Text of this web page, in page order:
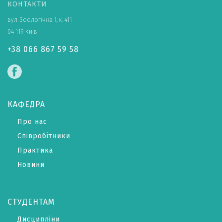
КОНТАКТИ
вул. Зоологічна 1, к. 411
04 119 Київ
+38 066 867 59 58
КАФЕДРА
Про нас
Співробітники
Практика
Новини
СТУДЕНТАМ
Дисципліни